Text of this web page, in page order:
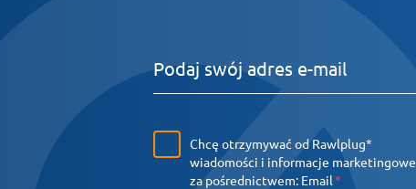
Chcę otrzymywać od Rawlplug*
wiadomości i informacje marketingowe
za pośrednictwem: Email